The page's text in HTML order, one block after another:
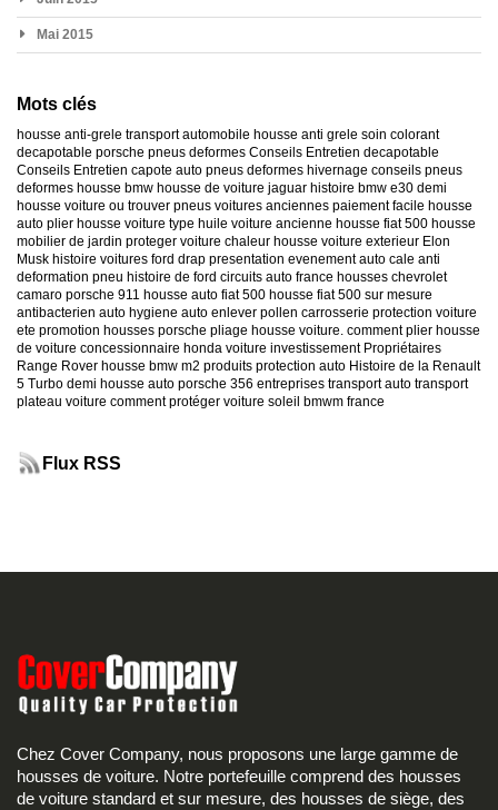
Mai 2015
Mots clés
housse anti-grele transport automobile housse anti grele soin colorant
decapotable porsche pneus deformes Conseils Entretien decapotable
Conseils Entretien capote auto pneus deformes hivernage conseils pneus
deformes housse bmw housse de voiture jaguar histoire bmw e30 demi
housse voiture ou trouver pneus voitures anciennes paiement facile housse
auto plier housse voiture type huile voiture ancienne housse fiat 500 housse
mobilier de jardin proteger voiture chaleur housse voiture exterieur Elon
Musk histoire voitures ford drap presentation evenement auto cale anti
deformation pneu histoire de ford circuits auto france housses chevrolet
camaro porsche 911 housse auto fiat 500 housse fiat 500 sur mesure
antibacterien auto hygiene auto enlever pollen carrosserie protection voiture
ete promotion housses porsche pliage housse voiture. comment plier housse
de voiture concessionnaire honda voiture investissement Propriétaires
Range Rover housse bmw m2 produits protection auto Histoire de la Renault
5 Turbo demi housse auto porsche 356 entreprises transport auto transport
plateau voiture comment protéger voiture soleil bmwm france
Flux RSS
Chez Cover Company, nous proposons une large gamme de
housses de voiture. Notre portefeuille comprend des housses
de voiture standard et sur mesure, des housses de siège, des